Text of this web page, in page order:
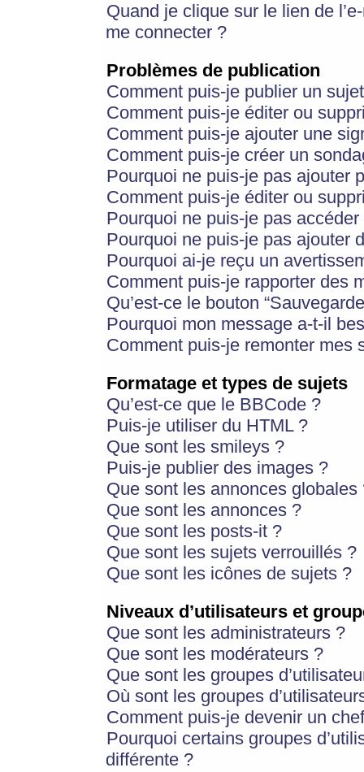
Quand je clique sur le lien de
me connecter ?
Problèmes de publication
Comment puis-je publier un
Comment puis-je éditer ou
Comment puis-je ajouter une
Comment puis-je créer un
Pourquoi ne puis-je pas ajouter
Comment puis-je éditer ou
Pourquoi ne puis-je pas
Pourquoi ne puis-je pas ajouter
Pourquoi ai-je reçu un
Comment puis-je rapporter des
Qu’est-ce le bouton
Pourquoi mon message a-t-il
Comment puis-je remonter mes
Formatage et types de sujets
Qu’est-ce que le BBCode ?
Puis-je utiliser du HTML ?
Que sont les smileys ?
Puis-je publier des images ?
Que sont les annonces globales
Que sont les annonces ?
Que sont les posts-it ?
Que sont les sujets verrouillés ?
Que sont les icônes de sujets ?
Niveaux d’utilisateurs et
Que sont les administrateurs ?
Que sont les modérateurs ?
Que sont les groupes
Où sont les groupes
Comment puis-je devenir un
Pourquoi certains groupes
différente ?